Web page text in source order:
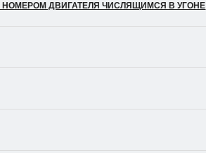
НОМЕРОМ ДВИГАТЕЛЯ ЧИСЛЯЩИМСЯ В УГОНЕ